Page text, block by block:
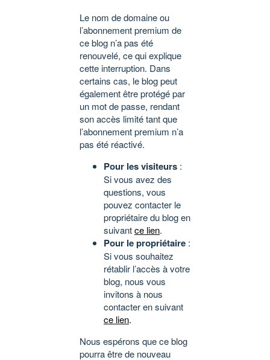
Le nom de domaine ou
l’abonnement premium de
ce blog n’a pas été
renouvelé, ce qui explique
cette interruption. Dans
certains cas, le blog peut
également être protégé par
un mot de passe, rendant
son accès limité tant que
l’abonnement premium n’a
pas été réactivé.
Pour les visiteurs :
Si vous avez des
questions, vous
pouvez contacter le
propriétaire du blog en
suivantce lien.
Pour le propriétaire :
Si vous souhaitez
rétablir l’accès à votre
blog, nous vous
invitons à nous
contacter en suivant
ce lien.
Nous espérons que ce blog
pourra être de nouveau